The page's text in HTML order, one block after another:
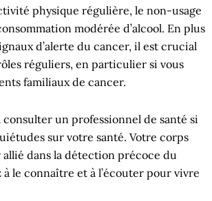
physique régulière, le non-usage
modérée d’alcool. En plus
d’alerte du cancer, il est crucial
réguliers, en particulier si vous
familiaux de cancer.
consulter un professionnel de santé si
sur votre santé. Votre corps
dans la détection précoce du
le connaître et à l’écouter pour vivre